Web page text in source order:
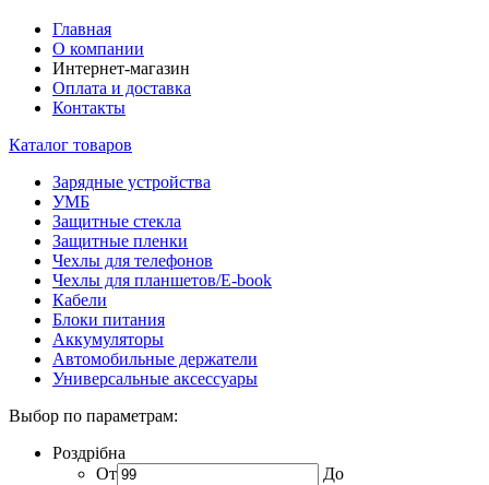
Главная
О компании
Интернет-магазин
Оплата и доставка
Контакты
Каталог товаров
Зарядные устройства
УМБ
Защитные стекла
Защитные пленки
Чехлы для телефонов
Чехлы для планшетов/E-book
Кабели
Блоки питания
Аккумуляторы
Автомобильные держатели
Универсальные аксессуары
Выбор по параметрам:
Роздрібна
От
До